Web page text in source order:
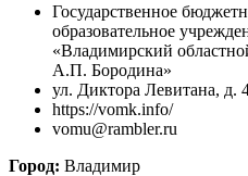
Государственное
образовательное
«Владимирский
А.П. Бородина»
ул. Диктора Левитана, д.
https://vomk.info/
vomu@rambler.ru
Город: Владимир